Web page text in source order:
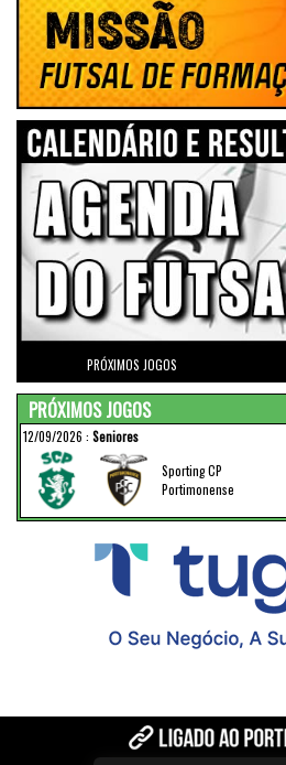
PRÓXIMOS JOGOS
PRÓXIMOS JOGOS
12/09/2026 : Seniores
Sporting CP
Portimonense